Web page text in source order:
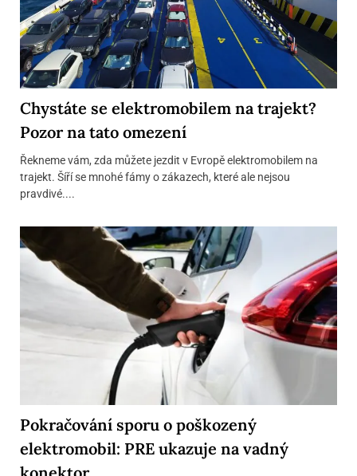
Chystáte se elektromobilem na trajekt?
Pozor na tato omezení
Řekneme vám, zda můžete jezdit v Evropě elektromobilem na
trajekt. Šíří se mnohé fámy o zákazech, které ale nejsou
pravdivé....
Pokračování sporu o poškozený
elektromobil: PRE ukazuje na vadný